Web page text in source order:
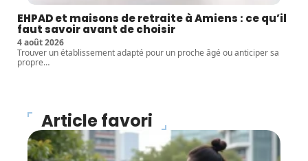
EHPAD et maisons de retraite à Amiens : ce qu’il
faut savoir avant de choisir
4 août 2026
Trouver un établissement adapté pour un proche âgé ou anticiper sa
propre…
Article favori